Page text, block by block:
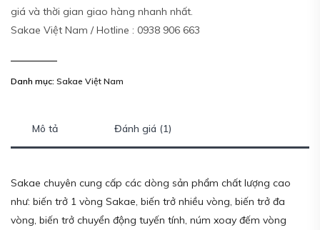
giá và thời gian giao hàng nhanh nhất.
Sakae Việt Nam / Hotline : 0938 906 663
Danh mục: Sakae Việt Nam
Mô tả Đánh giá (1)
Sakae chuyên cung cấp các dòng sản phẩm chất lượng cao
như: biến trở 1 vòng Sakae, biến trở nhiều vòng, biến trở đa
vòng, biến trở chuyển động tuyến tính, núm xoay đếm vòng